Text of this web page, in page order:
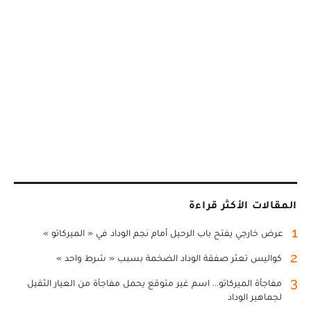
المقالات الأكثر قراءة
1 عرض خارجي يفتح باب الرحيل أمام نجم الوداد في « الميركاتو »
2 كواليس تعثر صفقة الوداد الضخمة بسبب « شرط واحد »
3
مفاجأة الميركاتو... اسم غير متوقع يحمل مفاجأة من العيار الثقيل
لجماهير الوداد